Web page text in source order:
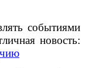
событиями
новость: